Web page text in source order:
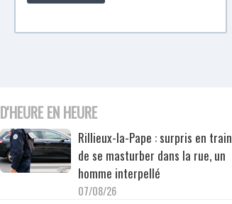
D'HEURE EN HEURE
Rillieux-la-Pape : surpris en train
de se masturber dans la rue, un
homme interpellé
07/08/26